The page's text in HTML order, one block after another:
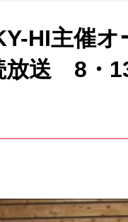
HI主催
放送 8・